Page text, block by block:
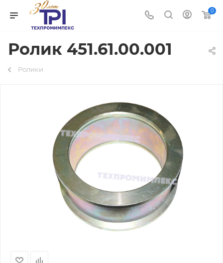
0
Ролик 451.61.00.001
Ролики